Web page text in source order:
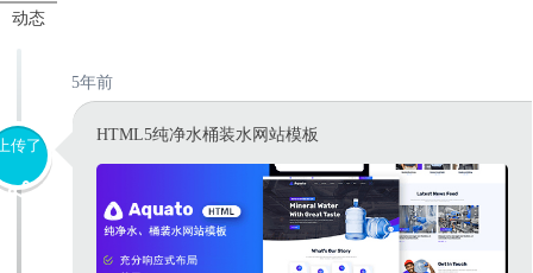
动态
5年前
传了
HTML5纯净水桶装水网站模板